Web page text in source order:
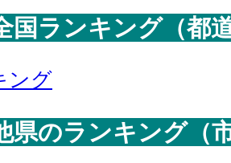
国ランキング（都
ング
県のランキング（